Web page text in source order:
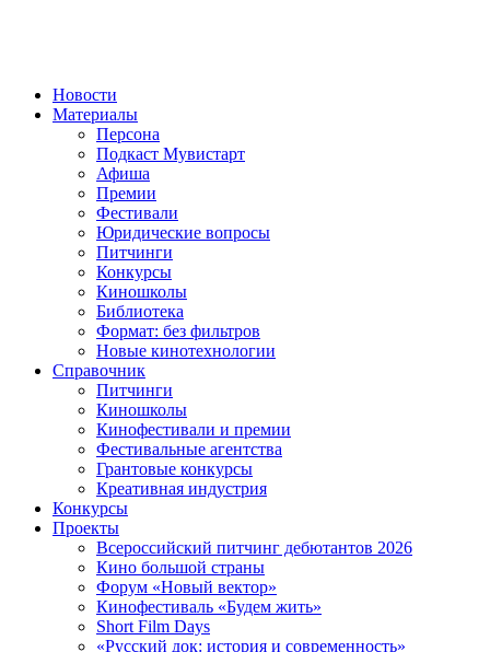
Новости
Материалы
Персона
Подкаст Мувистарт
Афиша
Премии
Фестивали
Юридические вопросы
Питчинги
Конкурсы
Киношколы
Библиотека
Формат: без фильтров
Новые кинотехнологии
Справочник
Питчинги
Киношколы
Кинофестивали и премии
Фестивальные агентства
Грантовые конкурсы
Креативная индустрия
Конкурсы
Проекты
Всероссийский питчинг дебютантов 2026
Кино большой страны
Форум «Новый вектор»
Кинофестиваль «Будем жить»
Short Film Days
«Русский док: история и современность»